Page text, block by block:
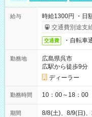
給与
時給1300円 ・日
交通費別途支
交通費 ・自転車
勤務地
広島県呉市
広駅から徒歩9分
ディーラー
勤務時間 10：00～18：00
期間
8/8(土)、8/9(日)